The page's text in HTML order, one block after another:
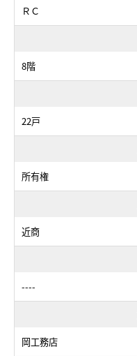
ＲＣ
8階
22戸
所有権
近商
----
岡工務店